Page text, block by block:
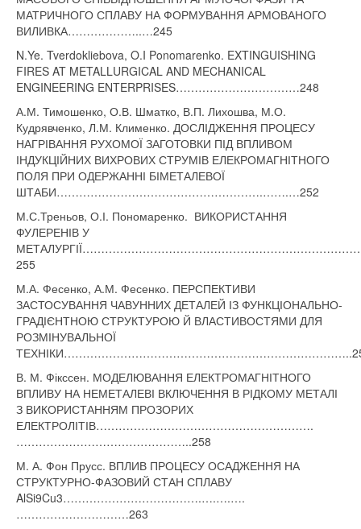
МАТРИЧНОГО СПЛАВУ НА ФОРМУВАННЯ АРМОВАНОГО
ВИЛИВКА………………..…245
N.Ye. Tverdokliebova, O.I Ponomarenko. EXTINGUISHING
FIRES AT METALLURGICAL AND MECHANICAL
ENGINEERING ENTERPRISES……………………………248
А.М. Тимошенко, О.В. Шматко, В.П. Лихошва, М.О.
Кудрявченко, Л.М. Клименко. ДОСЛІДЖЕННЯ ПРОЦЕСУ
НАГРІВАННЯ РУХОМОЇ ЗАГОТОВКИ ПІД ВПЛИВОМ
ІНДУКЦІЙНИХ ВИХРОВИХ СТРУМІВ ЕЛЕКРОМАГНІТНОГО
ПОЛЯ ПРИ ОДЕРЖАННІ БІМЕТАЛЕВОЇ
ШТАБИ……………………………………………….…….…252
М.С.Треньов, О.І. Пономаренко. ВИКОРИСТАННЯ
ФУЛЕРЕНІВ У
255
М.А. Фесенко, А.М. Фесенко. ПЕРСПЕКТИВИ
ЗАСТОСУВАННЯ ЧАВУННИХ ДЕТАЛЕЙ ІЗ ФУНКЦІОНАЛЬНО-
ГРАДІЄНТНОЮ СТРУКТУРОЮ Й ВЛАСТИВОСТЯМИ ДЛЯ
РОЗМІНУВАЛЬНОЇ
В. М. Фікссен. МОДЕЛЮВАННЯ ЕЛЕКТРОМАГНІТНОГО
ВПЛИВУ НА НЕМЕТАЛЕВІ ВКЛЮЧЕННЯ В РІДКОМУ МЕТАЛІ
З ВИКОРИСТАННЯМ ПРОЗОРИХ
ЕЛЕКТРОЛІТІВ………………………………………………….
………………………………………..258
М. А. Фон Прусс. ВПЛИВ ПРОЦЕСУ ОСАДЖЕННЯ НА
СТРУКТУРНО-ФАЗОВИЙ СТАН СПЛАВУ
AlSi9Cu3……………………………….….….….
…………………………263